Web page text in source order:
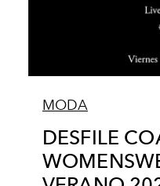
MODA
DESFILE